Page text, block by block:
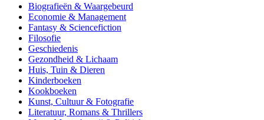
Biografieën & Waargebeurd
Economie & Management
Fantasy & Sciencefiction
Filosofie
Geschiedenis
Gezondheid & Lichaam
Huis, Tuin & Dieren
Kinderboeken
Kookboeken
Kunst, Cultuur & Fotografie
Literatuur, Romans & Thrillers